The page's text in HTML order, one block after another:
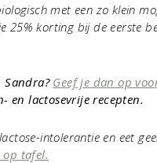
met een zo klein
25% korting bij de eerste
Sandra? Geef je dan op
en lactosevrije recepten.
intolerantie en eet
op tafel.